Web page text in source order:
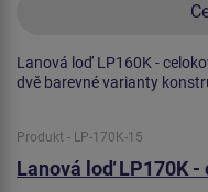
Lanová loď LP160K -
dvě barevné varianty
Produkt - LP-170K-15
Lanová loď LP170K